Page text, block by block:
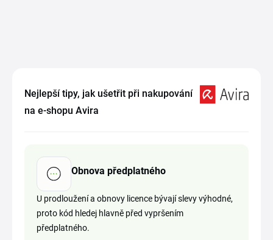
Nejlepší tipy, jak ušetřit při nakupování
na e-shopu Avira
Obnova předplatného
U prodloužení a obnovy licence bývají slevy výhodné,
proto kód hledej hlavně před vypršením
předplatného.